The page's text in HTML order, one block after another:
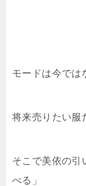
モードは今では
将来売りたい服
そこで美依の引
べる」